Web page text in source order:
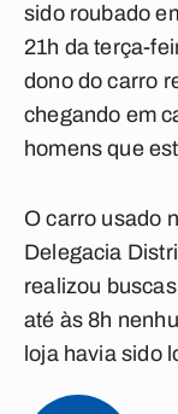
sido roubado
21h da terça-
dono do carro
chegando em
homens que
O carro usado
Delegacia
realizou
até às 8h
loja havia sido